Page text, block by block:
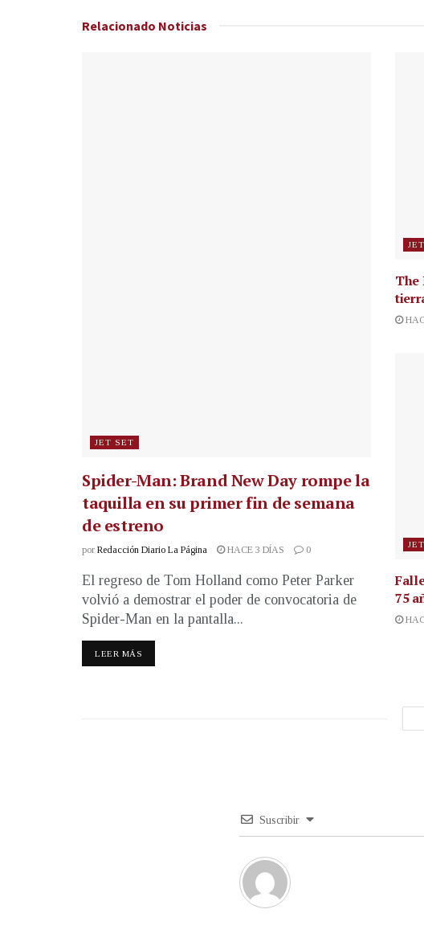
Relacionado Noticias
JET SET
Spider-Man: Brand New Day rompe la
taquilla en su primer fin de semana
de estreno
por Redacción Diario La Página HACE 3 DÍAS 0
El regreso de Tom Holland como Peter Parker
volvió a demostrar el poder de convocatoria de
Spider-Man en la pantalla...
LEER MÁS
The
75
Suscribir